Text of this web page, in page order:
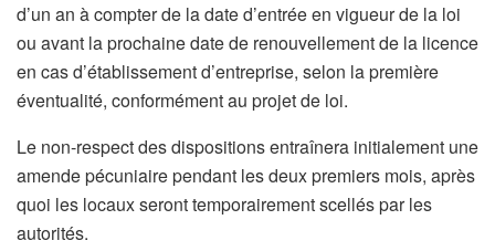
d’un an à compter de la date d’entrée en vigueur de la loi
ou avant la prochaine date de renouvellement de la licence
en cas d’établissement d’entreprise, selon la première
éventualité, conformément au projet de loi.
Le non-respect des dispositions entraînera initialement une
amende pécuniaire pendant les deux premiers mois, après
quoi les locaux seront temporairement scellés par les
autorités.